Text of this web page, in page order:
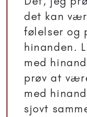
det kan
følelser og
hinanden.
med
prøv at
med
sjovt